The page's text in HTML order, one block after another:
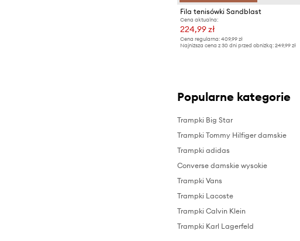
Fila tenisówki Sandblast
Cena aktualna:
224,99 zł
Cena regularna: 409,99 zł
Najniższa cena z 30 dni przed obniżką: 249,99 zł
Popularne kategorie
Trampki Big Star
Trampki Tommy Hilfiger damskie
Trampki adidas
Converse damskie wysokie
Trampki Vans
Trampki Lacoste
Trampki Calvin Klein
Trampki Karl Lagerfeld